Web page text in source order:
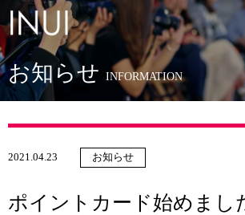
HOME
NEWS
お知らせ INFORMATION
ポイントカード始めまし
2021.04.23 お知らせ